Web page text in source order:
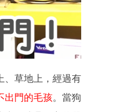
、草地上，經過有
出門的毛孩。當狗